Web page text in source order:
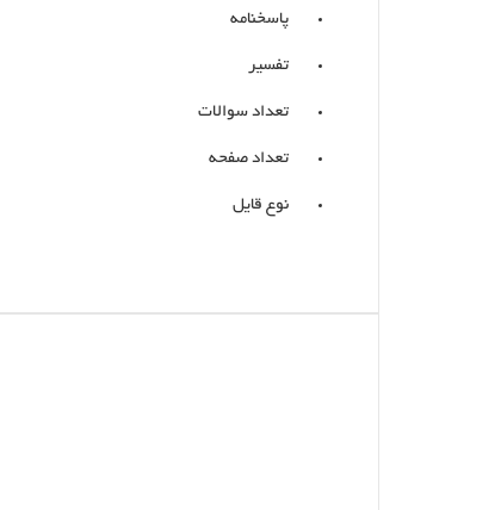
پاسخنامه
تفسیر
تعداد سوالات
تعداد صفحه
نوع قایل